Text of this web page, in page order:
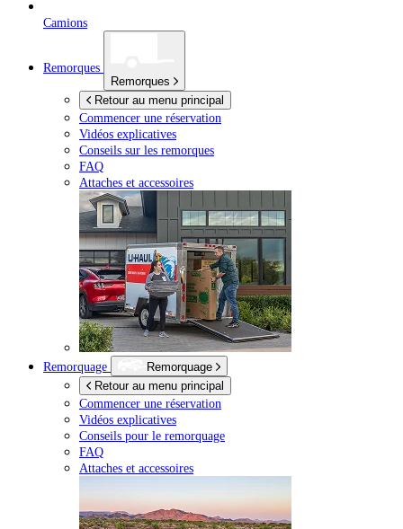
Camions
Remorques
Remorques
Retour au menu principal
Commencer une réservation
Vidéos explicatives
Conseils sur les remorques
FAQ
Attaches et accessoires
Remorquage
Remorquage
Retour au menu principal
Commencer une réservation
Vidéos explicatives
Conseils pour le remorquage
FAQ
Attaches et accessoires